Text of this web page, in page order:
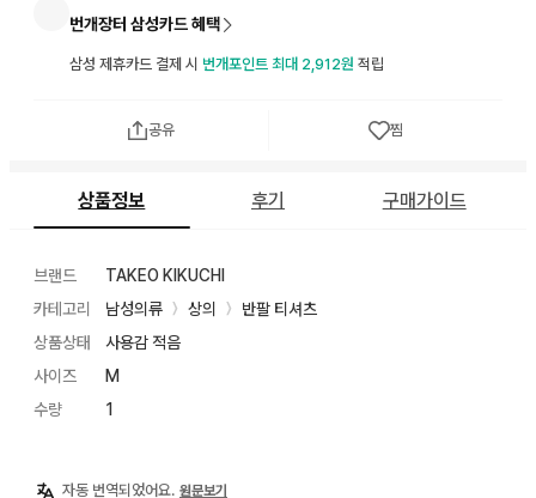
번개장터 삼성카드 혜택
삼성 제휴카드 결제 시 번개포인트 최대 2,912원 적립
공유 찜
상품정보 후기 구매가이드
브랜드
TAKEO KIKUCHI
카테고리
남성의류 〉 상의 〉
반팔 티셔츠
상품상태
사용감 적음
사이즈
M
수량
1
자동 번역되었어요. 원문보기